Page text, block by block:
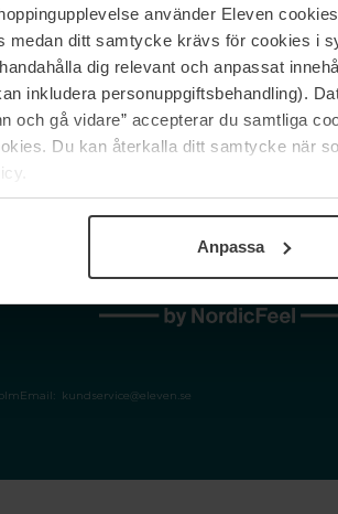
använder Eleven
medan ditt samtycke krävs för cookies i
dig relevant och anpassat
inkludera personuppgiftsbehandling).
och gå vidare” accepterar du samtliga
Du kan återkalla ditt samtycke när
Anpassa
Om oss
Jobba hos oss
Våra varumärken
Email: kundservice@eleven.se